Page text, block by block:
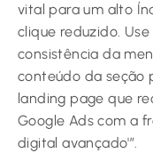
vital para um alto
clique reduzido.
consistência da
conteúdo da seção
landing page que
Google Ads com a
digital avançado'”.